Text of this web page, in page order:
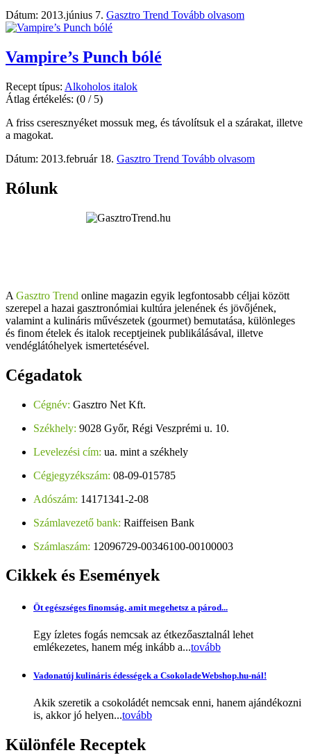
Dátum: 2013.június 7. Gasztro Trend Tovább olvasom
Vampire’s Punch bólé
Recept típus: Alkoholos italok
Átlag értékelés: (0 / 5)
A friss cseresznyéket mossuk meg, és távolítsuk el a szárakat, illetve
a magokat.
Dátum: 2013.február 18. Gasztro Trend Tovább olvasom
Rólunk
A Gasztro Trend online magazin egyik legfontosabb céljai között
szerepel a hazai gasztronómiai kultúra jelenének és jövőjének,
valamint a kulináris művészetek (gourmet) bemutatása, különleges
és finom ételek és italok receptjeinek publikálásával, illetve
vendéglátóhelyek ismertetésével.
Cégadatok
Cégnév: Gasztro Net Kft.
Székhely: 9028 Győr, Régi Veszprémi u. 10.
Levelezési cím: ua. mint a székhely
Cégjegyzékszám: 08-09-015785
Adószám: 14171341-2-08
Számlavezető bank: Raiffeisen Bank
Számlaszám: 12096729-00346100-00100003
Cikkekés Események
Öt egészséges finomság, amit megehetsz a párod...
Egy ízletes fogás nemcsak az étkezőasztalnál lehet
emlékezetes, hanem még inkább a...tovább
Vadonatúj kulináris édességek a CsokoladeWebshop.hu-nál!
Akik szeretik a csokoládét nemcsak enni, hanem ajándékozni
is, akkor jó helyen...tovább
Különféle Receptek